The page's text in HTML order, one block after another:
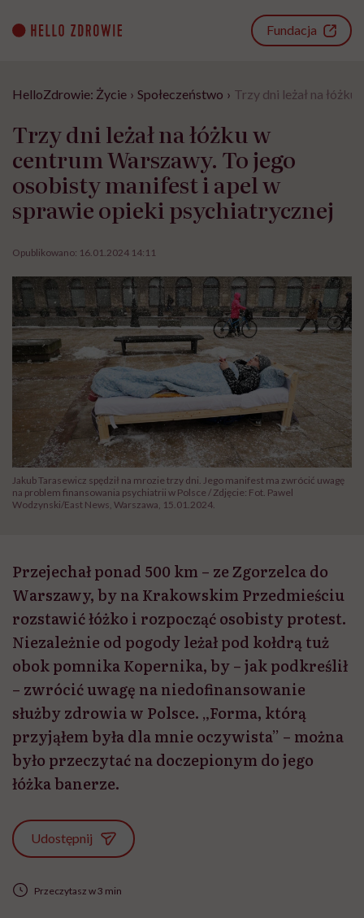
content
Fundacja
HelloZdrowie: Życie › Społeczeństwo › Trzy dni leżał na
Trzy dni leżał na łóżku w
centrum Warszawy. To jego
osobisty manifest i apel w
sprawie opieki psychiatrycznej
Opublikowano: 16.01.2024 14:11
Jakub Tarasewicz spędził na mrozie trzy dni. Jego manifest ma zwrócić uwagę
na problem finansowania psychiatrii w Polsce / Zdjęcie: Fot. Pawel
Wodzynski/East News, Warszawa, 15.01.2024.
Przejechał ponad 500 km – ze Zgorzelca do
Warszawy, by na Krakowskim Przedmieściu
rozstawić łóżko i rozpocząć osobisty protest.
Niezależnie od pogody leżał pod kołdrą tuż
obok pomnika Kopernika, by – jak podkreślił
– zwrócić uwagę na niedofinansowanie
służby zdrowia w Polsce. „Forma, którą
przyjąłem była dla mnie oczywista” – można
było przeczytać na doczepionym do jego
łóżka banerze.
Udostępnij
Przeczytasz w 3 min